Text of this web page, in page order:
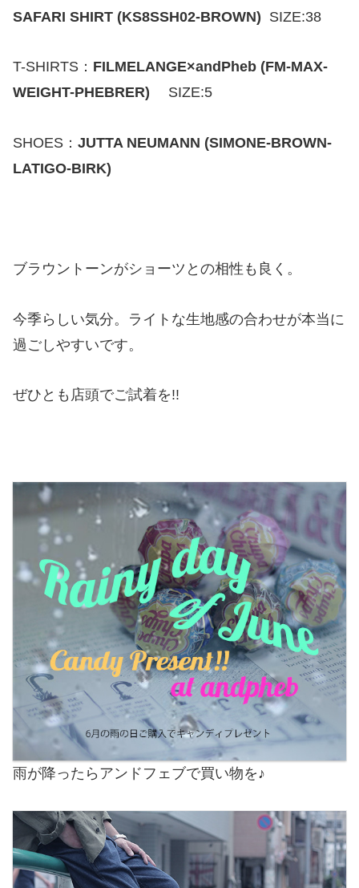
SAFARI SHIRT (KS8SSH02-BROWN) SIZE:38
T-SHIRTS： FILMELANGE×andPheb (FM-MAX-
WEIGHT-PHEBRER) SIZE:5
SHOES： JUTTA NEUMANN (SIMONE-BROWN-
LATIGO-BIRK)
ブラウントーンがショーツとの相性も良く。
今季らしい気分。ライトな生地感の合わせが本当に
過ごしやすいです。
ぜひとも店頭でご試着を!!
雨が降ったらアンドフェブで買い物を♪